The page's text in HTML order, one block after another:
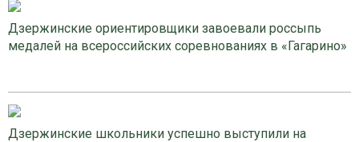
Дзержинские ориентировщики завоевали россыпь
медалей на всероссийских соревнованиях в «Гагарино»
Дзержинские школьники успешно выступили на